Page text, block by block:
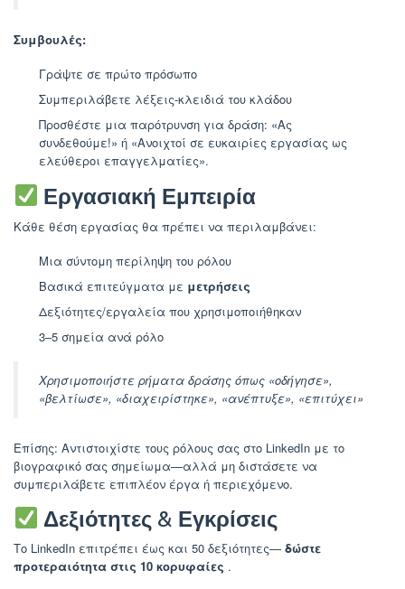
Συμβουλές:
Γράψτε σε πρώτο πρόσωπο
Συμπεριλάβετε λέξεις-κλειδιά του κλάδου
Προσθέστε μια παρότρυνση για δράση: «Ας
συνδεθούμε!» ή «Ανοιχτοί σε ευκαιρίες εργασίας ως
ελεύθεροι επαγγελματίες».
Εργασιακή Εμπειρία
Κάθε θέση εργασίας θα πρέπει να περιλαμβάνει:
Μια σύντομη περίληψη του ρόλου
Βασικά επιτεύγματα με μετρήσεις
Δεξιότητες/εργαλεία που χρησιμοποιήθηκαν
3–5 σημεία ανά ρόλο
Χρησιμοποιήστε ρήματα δράσης όπως «οδήγησε»,
«βελτίωσε», «διαχειρίστηκε», «ανέπτυξε», «επιτύχει»
Επίσης: Αντιστοιχίστε τους ρόλους σας στο LinkedIn με το
βιογραφικό σας σημείωμα—αλλά μη διστάσετε να
συμπεριλάβετε επιπλέον έργα ή περιεχόμενο.
Δεξιότητες & Εγκρίσεις
Το LinkedIn επιτρέπει έως και 50 δεξιότητες— δώστε
προτεραιότητα στις 10 κορυφαίες .